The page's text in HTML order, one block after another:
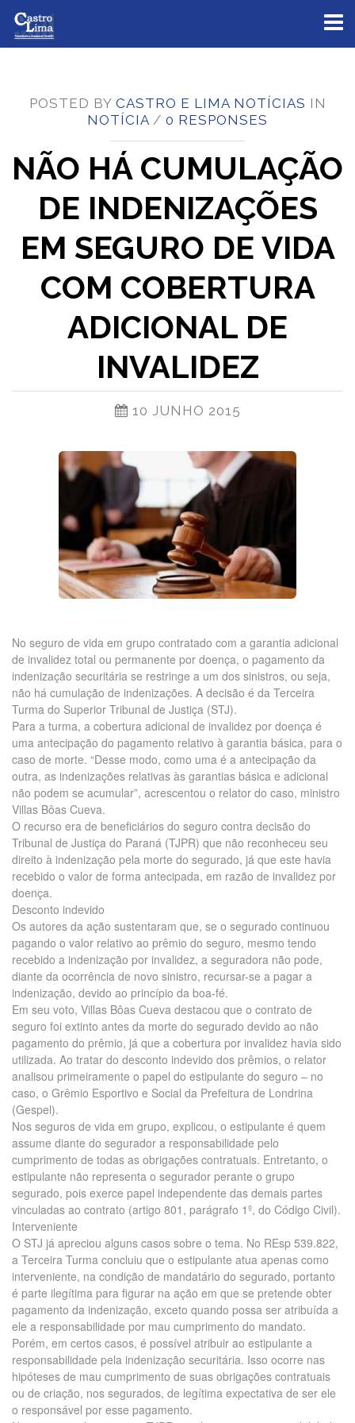
POSTED BY CASTRO E LIMA NOTÍCIAS IN
NOTÍCIA / 0 RESPONSES
NÃO HÁ CUMULAÇÃO
DE INDENIZAÇÕES
EM SEGURO DE VIDA
COM COBERTURA
ADICIONAL DE
INVALIDEZ
10 JUNHO 2015
No seguro de vida em grupo contratado com a garantia adicional
de invalidez total ou permanente por doença, o pagamento da
indenização securitária se restringe a um dos sinistros, ou seja,
não há cumulação de indenizações. A decisão é da Terceira
Turma do Superior Tribunal de Justiça (STJ).
Para a turma, a cobertura adicional de invalidez por doença é
uma antecipação do pagamento relativo à garantia básica, para o
caso de morte. “Desse modo, como uma é a antecipação da
outra, as indenizações relativas às garantias básica e adicional
não podem se acumular”, acrescentou o relator do caso, ministro
Villas Bôas Cueva.
O recurso era de beneficiários do seguro contra decisão do
Tribunal de Justiça do Paraná (TJPR) que não reconheceu seu
direito à indenização pela morte do segurado, já que este havia
recebido o valor de forma antecipada, em razão de invalidez por
doença.
Desconto indevido
Os autores da ação sustentaram que, se o segurado continuou
pagando o valor relativo ao prêmio do seguro, mesmo tendo
recebido a indenização por invalidez, a seguradora não pode,
diante da ocorrência de novo sinistro, recursar-se a pagar a
indenização, devido ao princípio da boa-fé.
Em seu voto, Villas Bôas Cueva destacou que o contrato de
seguro foi extinto antes da morte do segurado devido ao não
pagamento do prêmio, já que a cobertura por invalidez havia sido
utilizada. Ao tratar do desconto indevido dos prêmios, o relator
analisou primeiramente o papel do estipulante do seguro – no
caso, o Grêmio Esportivo e Social da Prefeitura de Londrina
(Gespel).
Nos seguros de vida em grupo, explicou, o estipulante é quem
assume diante do segurador a responsabilidade pelo
cumprimento de todas as obrigações contratuais. Entretanto, o
estipulante não representa o segurador perante o grupo
segurado, pois exerce papel independente das demais partes
vinculadas ao contrato (artigo 801, parágrafo 1º, do Código Civil).
Interveniente
O STJ já apreciou alguns casos sobre o tema. No REsp 539.822,
a Terceira Turma concluiu que o estipulante atua apenas como
interveniente, na condição de mandatário do segurado, portanto
é parte ilegítima para figurar na ação em que se pretende obter
pagamento da indenização, exceto quando possa ser atribuída a
ele a responsabilidade por mau cumprimento do mandato.
Porém, em certos casos, é possível atribuir ao estipulante a
responsabilidade pela indenização securitária. Isso ocorre nas
hipóteses de mau cumprimento de suas obrigações contratuais
ou de criação, nos segurados, de legítima expectativa de ser ele
o responsável por esse pagamento.